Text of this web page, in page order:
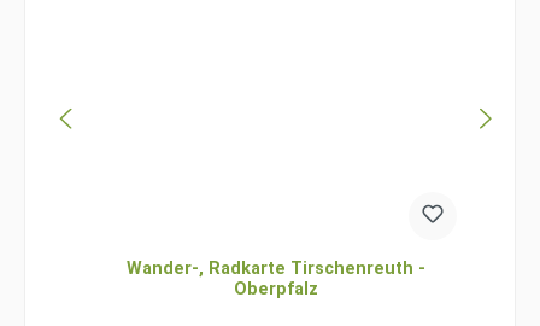
Wander-, Radkarte Tirschenreuth -
Oberpfalz